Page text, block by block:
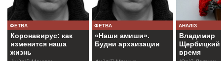
ФЕТВА
Коронавирус: как
изменится наша
жизнь
ФЕТВА
«Наши амиши».
Будни архаизации
АНАЛІЗ
Владимир
Щербицкий
время